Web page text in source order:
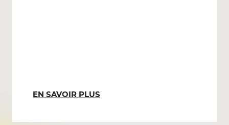
EN SAVOIR PLUS